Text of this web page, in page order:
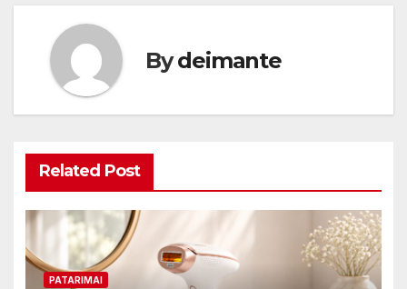
Bydeimante
Related Post
PATARIMAI